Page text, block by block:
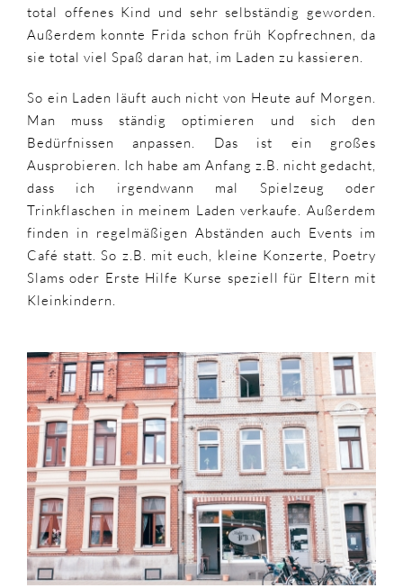
total offenes Kind und sehr selbständig geworden.
Außerdem konnte Frida schon früh Kopfrechnen, da
sie total viel Spaß daran hat, im Laden zu kassieren.
So ein Laden läuft auch nicht von Heute auf Morgen.
Man muss ständig optimieren und sich den
Bedürfnissen anpassen. Das ist ein großes
Ausprobieren. Ich habe am Anfang z.B. nicht gedacht,
dass ich irgendwann mal Spielzeug oder
Trinkflaschen in meinem Laden verkaufe. Außerdem
finden in regelmäßigen Abständen auch Events im
Café statt. So z.B. mit euch, kleine Konzerte, Poetry
Slams oder Erste Hilfe Kurse speziell für Eltern mit
Kleinkindern.